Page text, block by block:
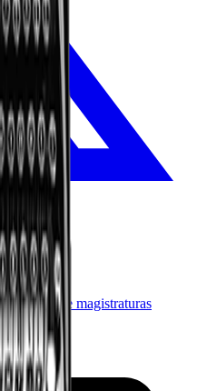
Elección de magistraturas